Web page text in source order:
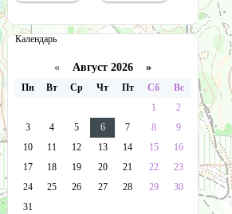
Календарь
« Август 2026 »
Пн Вт Ср Чт Пт Сб
Вс
1
2
3
4 5 6 7 8
9
10
11 12 13 14 15
16
17
18 19 20 21 22
23
24
25 26 27 28 29
30
31